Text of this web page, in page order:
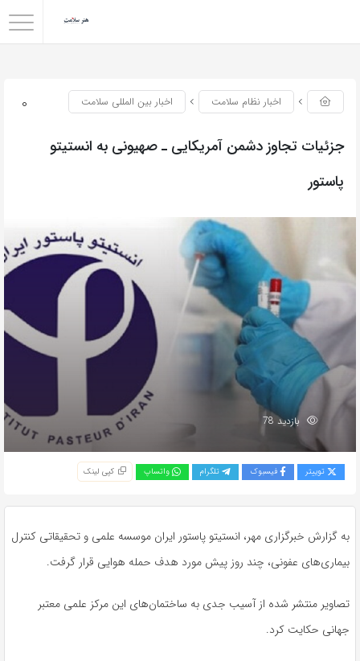
0 اخبار نظام سلامت اخبار بین المللی سلامت
جزئیات تجاوز دشمن آمریکایی‌ ـ صهیونی به انستیتو
پاستور
بازدید 78
توییتر فیسبوک تلگرام واتساپ کپی لینک
به گزارش خبرگزاری مهر، انستیتو پاستور ایران موسسه علمی و تحقیقاتی کنترل
بیماری‌های عفونی، چند روز پیش مورد هدف حمله هوایی قرار گرفت.
تصاویر منتشر شده از آسیب جدی به ساختمان‌های این مرکز علمی معتبر
جهانی حکایت کرد.